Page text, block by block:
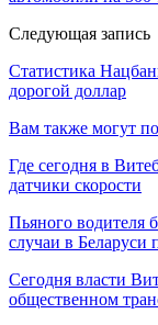
Следующая запись
Статистика
дорогой доллар
Вам также могут
Где сегодня в
датчики скорости
Пьяного водителя
случаи в Беларуси
Сегодня власти
общественном